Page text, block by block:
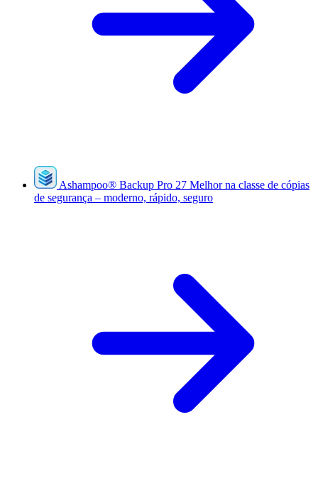
Ashampoo® Backup Pro 27 Melhor na classe de cópias
de segurança – moderno, rápido, seguro